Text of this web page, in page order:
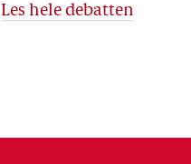
Les hele debatten